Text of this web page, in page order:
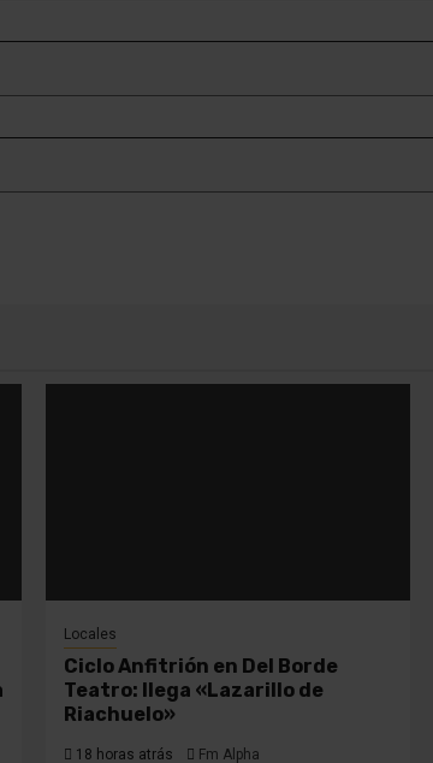
Locales
Ciclo Anfitrión en Del Borde
Teatro: llega «Lazarillo de
Riachuelo»
18 horas atrás Fm Alpha